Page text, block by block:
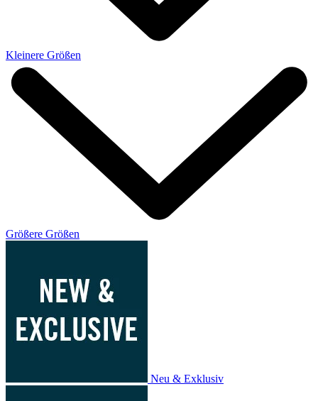
Kleinere Größen
Größere Größen
Neu & Exklusiv